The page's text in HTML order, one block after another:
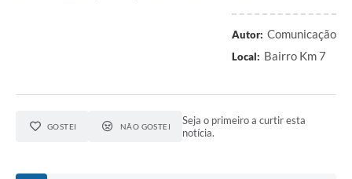
Autor: Comunicação
Local: Bairro Km 7
GOSTEI NÃO GOSTEI
Seja o primeiro a curtir esta
notícia.